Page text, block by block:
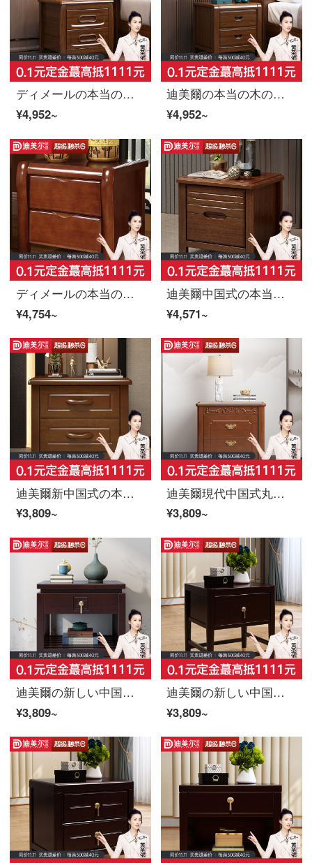
ディメールの本当の木のベッドの頭台は簡単に木造のベッドの隅の戸棚の現代の新しい中国式の収納棚の家具の寝台を予約します（単に売りません）。
¥4,952~
迪美爾の本当の木の寝床の棚は簡単に現代の寝室の家具多機能ミニの小型の物置棚の物置棚の寝具の寝床の隅の戸棚を予約します（単に撮影して出荷しません）
¥4,952~
ディメールの本当の木のベッドの上の棚の引き出しの棚北欧の簡単な寝室の家具柚木色はセットだけを売りません。
¥4,754~
迪美爾中国式の本当の木の寝床の現代簡単な予約胡桃の木の新しい中国式の簡単なベッドの横の収納棚の収納物の一体の戸棚*1(単に撮影して出荷しません)
¥4,571~
迪美爾新中国式の本当の木の寝床の戸棚は実用的で簡単です。寝室の小さな戸口型の経済的なサイドキャビネットの収納棚（単写は出荷できません）
¥3,809~
迪美爾現代中国式丸太のマットレスのマットレスの木製のベッドの横に収納棚の寝室が簡単です。現代の小さな戸棚の収納棚*1（単品では出荷できません。）
¥3,809~
迪美爾の新しい中国式の引き出しの半分は物置棚を開けて、物置棚を収納します。寝室の家と部屋の小さな部屋型のマットレスの頭台(単写は出荷できません。)
¥3,809~
迪美爾の新しい中国式の寝床の引き出しの単引出し棚の主な寝室の物置棚の小さい部屋型のベッドの本当の木の辺の戸棚の寝台の戸棚（単に撮影して出荷しません）
¥3,809~